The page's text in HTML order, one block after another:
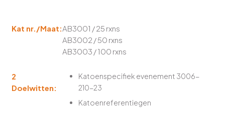
Kat nr./Maat:AB3001 / 25 rxns
AB3002 / 50 rxns
AB3003 / 100 rxns
2
Doelwitten:
Katoenspecifiek evenement 3006-
210-23
Katoenreferentiegen